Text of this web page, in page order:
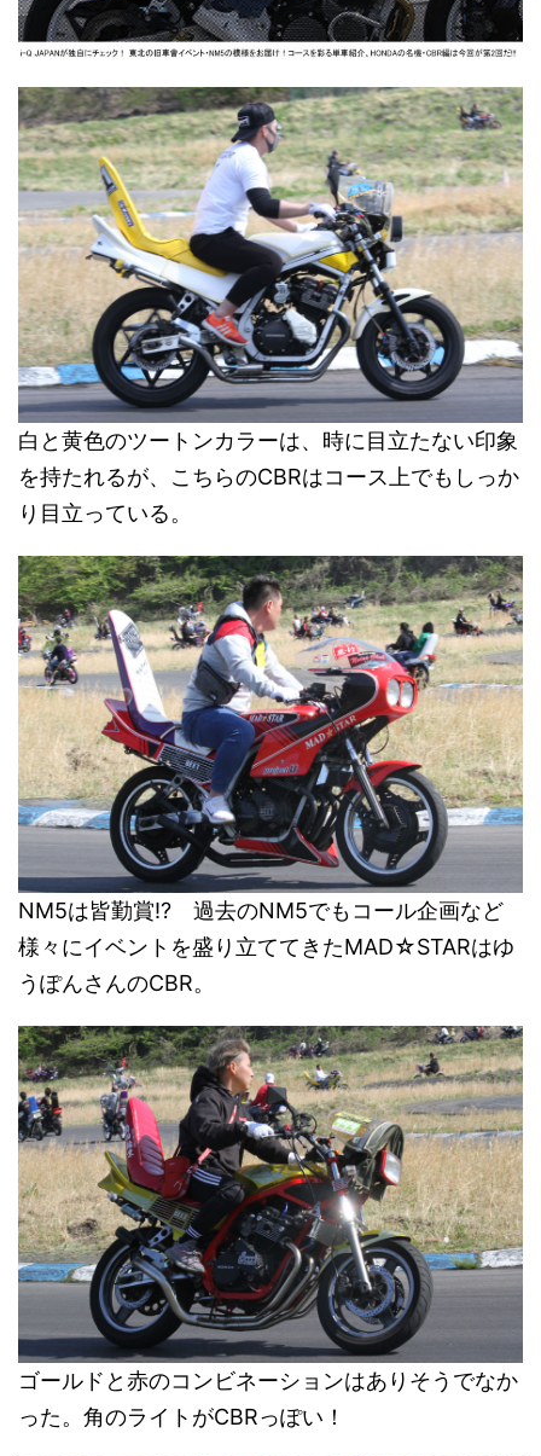
白と黄色のツートンカラーは、時に目立たない印象
を持たれるが、こちらのCBRはコース上でもしっか
り目立っている。
NM5は皆勤賞!? 過去のNM5でもコール企画など
様々にイベントを盛り立ててきたMAD☆STARはゆ
うぽんさんのCBR。
ゴールドと赤のコンビネーションはありそうでなか
った。角のライトがCBRっぽい！